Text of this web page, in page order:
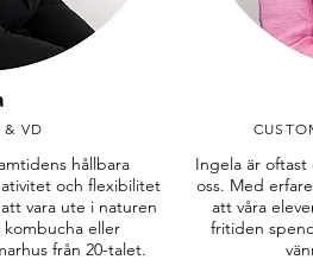
& VD
hållbara
och flexibilitet
vara ute i naturen
eller
från 20-talet.
Ingela är
oss. Med
att våra
fritiden